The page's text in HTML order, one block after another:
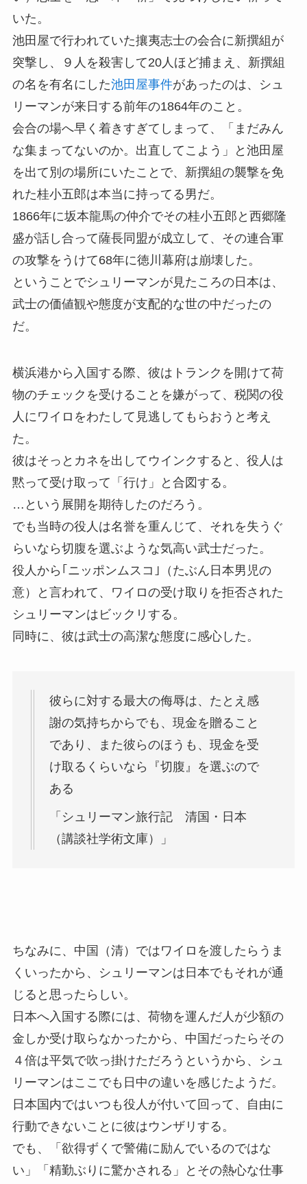
いた。
池田屋で行われていた攘夷志士の会合に新撰組が
突撃し、９人を殺害して20人ほど捕まえ、新撰組
の名を有名にした池田屋事件があったのは、シュ
リーマンが来日する前年の1864年のこと。
会合の場へ早く着きすぎてしまって、「まだみん
な集まってないのか。出直してこよう」と池田屋
を出て別の場所にいたことで、新撰組の襲撃を免
れた桂小五郎は本当に持ってる男だ。
1866年に坂本龍馬の仲介でその桂小五郎と西郷隆
盛が話し合って薩長同盟が成立して、その連合軍
の攻撃をうけて68年に徳川幕府は崩壊した。
ということでシュリーマンが見たころの日本は、
武士の価値観や態度が支配的な世の中だったの
だ。
横浜港から入国する際、彼はトランクを開けて荷
物のチェックを受けることを嫌がって、税関の役
人にワイロをわたして見逃してもらおうと考え
た。
彼はそっとカネを出してウインクすると、役人は
黙って受け取って「行け」と合図する。
…という展開を期待したのだろう。
でも当時の役人は名誉を重んじて、それを失うぐ
らいなら切腹を選ぶような気高い武士だった。
役人から｢ニッポンムスコ｣（たぶん日本男児の
意）と言われて、ワイロの受け取りを拒否された
シュリーマンはビックリする。
同時に、彼は武士の高潔な態度に感心した。
彼らに対する最大の侮辱は、たとえ感
謝の気持ちからでも、現金を贈ること
であり、また彼らのほうも、現金を受
け取るくらいなら『切腹』を選ぶので
ある
「シュリーマン旅行記 清国・日本
（講談社学術文庫）」
ちなみに、中国（清）ではワイロを渡したらうま
くいったから、シュリーマンは日本でもそれが通
じると思ったらしい。
日本へ入国する際には、荷物を運んだ人が少額の
金しか受け取らなかったから、中国だったらその
４倍は平気で吹っ掛けただろうというから、シュ
リーマンはここでも日中の違いを感じたようだ。
日本国内ではいつも役人が付いて回って、自由に
行動できないことに彼はウンザリする。
でも、「欲得ずくで警備に励んでいるのではな
い」「精勤ぶりに驚かされる」とその熱心な仕事